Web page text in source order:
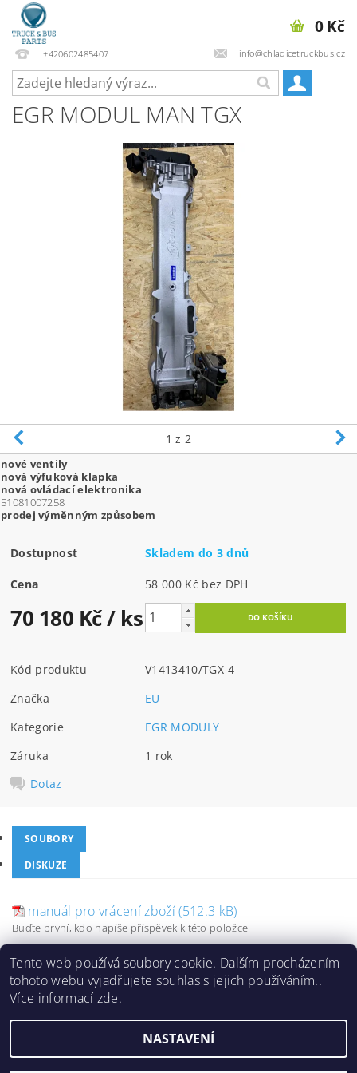
+420602485407 info@chladicetruckbus.cz
0 Kč
EGR MODUL MAN TGX
1 z 2
nové ventily
nová výfuková klapka
nová ovládací elektronika
51081007258
prodej výměnným způsobem
Dostupnost Skladem do 3 dnů
Cena 58 000 Kč bez DPH
70 180 Kč/ ks
Kód produktu
V1413410/TGX-4
Značka
EU
Kategorie
EGR MODULY
Záruka
1 rok
Dotaz
SOUBORY
DISKUZE
manuál pro vrácení zboží (512.3 kB)
Buďte první, kdo napíše příspěvek k této položce.
Přidat komentář
2026 ©Chladiče TRUCK&BUS, všechna práva vyhrazena
Tento web používá soubory cookie. Dalším procházením
tohoto webu vyjadřujete souhlas s jejich používáním..
Více informací zde.
NASTAVENÍ